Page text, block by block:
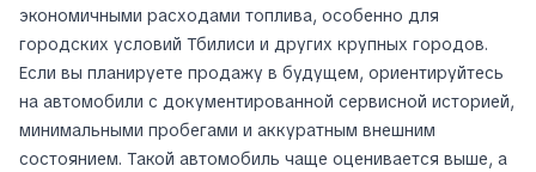
экономичными расходами топлива, особенно для
городских условий Тбилиси и других крупных городов.
Если вы планируете продажу в будущем, ориентируйтесь
на автомобили с документированной сервисной историей,
минимальными пробегами и аккуратным внешним
состоянием. Такой автомобиль чаще оценивается выше, а